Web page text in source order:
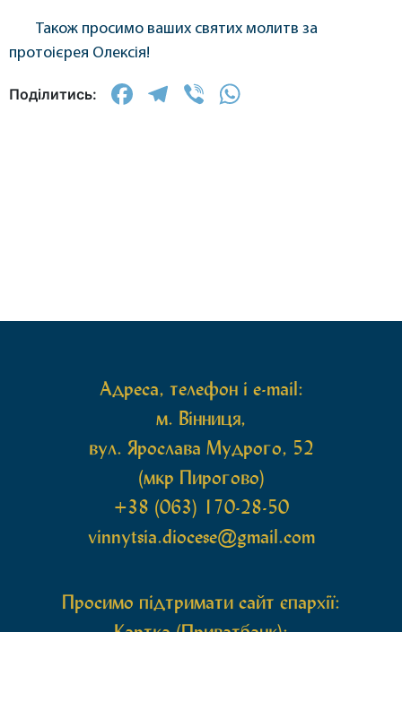
Також просимо ваших святих молитв за
протоієрея Олексія!
Поділитись: Facebook
Telegram
Viber
Адреса, телефон і e-mail:
м. Вінниця,
вул. Ярослава Мудрого, 52
(мкр Пирогово)
+38 (063) 170-28-50
vinnytsia.diocese@gmail.com
Просимо підтримати сайт єпархії:
Картка (Приватбанк):